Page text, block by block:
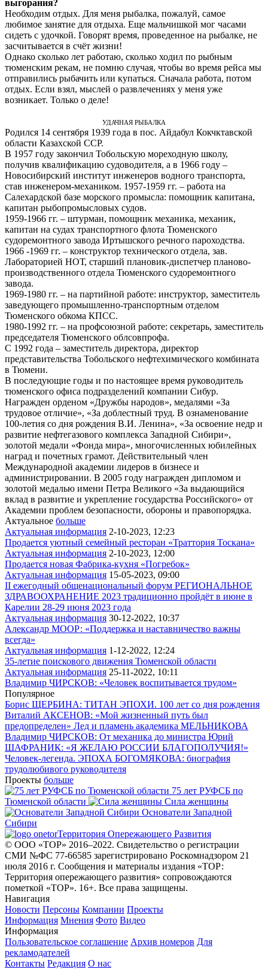
выгорания?
Необходим отдых. Для меня рыбалка, пожалуй, самое
любимое занятие для отдыха. Еще мальчишкой мог часами
сидеть с удочкой. Говорят время, проведенное на рыбалке, не
засчитывается в счёт жизни!
Однако сколько лет работаю, сколько ходил по рыбным
тюменским рекам, не помню случая, чтобы во время рейса мы
отправились рыбачить или купаться. Сначала работа, потом
отдых. Если взял, мыслей о развлечениях у меня уже
возникает. Только о деле!
УДАЧНАЯ РЫБАЛКА
Родился 14 сентября 1939 года в пос. Айдабул Кокчктавской
области Казахской ССР.
В 1957 году закончил Тобольскую мореходную школу,
получив квалификацию судоводителя, а в 1966 году –
Новосибирский институт инженеров водного транспорта,
став инженером-механиком. 1957-1959 гг. – работа на
Салехардской базе морского промысла: помощник капитана,
капитан рыбопромысловых судов.
1959-1966 гг. – штурман, помощник механика, механик,
капитан на судах транспортного флота Тюменского
судоремонтного завода Иртышского речного пароходства.
1966 -1969 гг. – конструктор технического отдела, зав.
Лабораторией НОТ, старший плановик-диспетчер планово-
производственного отдела Тюменского судоремонтного
завода.
1969-1980 гг. – на партийной работе: инструктор, заместитель
заведующего промышленно-транспортным отделом
Тюменского обкома КПСС.
1980-1992 гг. – на профсоюзной работе: секретарь, заместитель
председателя Тюменского облсовпрофа.
С 1992 года – заместитель директора, директор
представительства Тобольского нефтехимического комбината
в Тюмени.
В последующие годы и по настоящее время руководитель
тюменского офиса подразделений компании Сибур.
Награжден орденом «Дружбы народов», медалями «За
трудовое отличие», «За доблестный труд. В ознаменование
100-летия со дня рождения В.И. Ленина», «За освоение недр и
развитие нефтегазового комплекса Западной Сибири»,
золотой медали «Фонда мира», многочисленных юбилейных
наград и почетных грамот. Действительный член
Международной академии лидеров в бизнесе и
администрировании. В 2005 году награжден дипломом и
золотой медалью имени Петра Великого «За выдающийся
вклад в развитие и укрепление государства Российского» от
Академии проблем безопасности, обороны и правопорядка.
Актуальное больше
Актуальная информация 2-10-2023, 12:23
Продается уютный семейный ресторан «Траттория Тоскана»
Актуальная информация 2-10-2023, 12:00
Продается новая Фабрика-кухня «Погребок»
Актуальная информация 15-05-2023, 09:00
II ежегодный общенациональный форум РЕГИОНАЛЬНОЕ
ЗДРАВООХРАНЕНИЕ 2023 традиционно пройдёт в июне в
Карелии 28-29 июня 2023 года
Актуальная информация 30-12-2022, 10:37
Александр МООР: «Поддержка и наставничество важны
всегда»
Актуальная информация 1-12-2022, 12:24
35-летие поискового движения Тюменской области
Актуальная информация 25-11-2022, 10:11
Владимир ЧИРСКОВ: «Человек воспитывается трудом»
Популярное
Борис ЩЕРБИНА: ТИТАН ЭПОХИ. 100 лет со дня рождения
Виталий АКСЕНОВ: «Мой жизненный путь был
предопределен» Лед и пламень академика МЕЛЬНИКОВА
Владимир ЧИРСКОВ: От механика до министра Юрий
ШАФРАНИК: «Я ЖЕЛАЮ РОССИИ БЛАГОПОЛУЧИЯ!»
Человек-легенда. ЭПОХА БОГОМЯКОВА: биография
трудолюбивого руководителя
Проекты больше
75 лет РУФСБ по
Тюменской области
Сила женщины
Основатели Западной
Сибири
Территория Опережающего Развития
© ООО «ТОР» 2016–2022. Свидетельство о регистрации
СМИ №ФС 77-66585 зарегистрировано Роскомнадзором 21
июля 2016 г. Сообщения и материалы издания «ТОР:
Территория опережающего развития» сопровождаются
пометкой «ТОР». 16+. Все права защищены.
Навигация
Новости Персоны Компании Проекты
Информация Мнения Фото Видео
Информация
Пользовательское соглашение Архив номеров Для
рекламодателей
Контакты Редакция О нас